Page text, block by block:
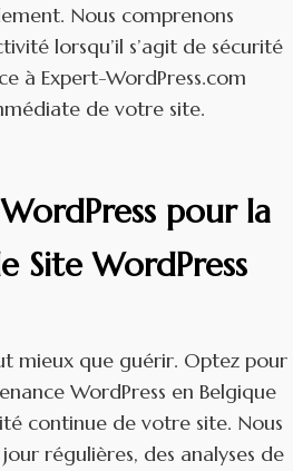
Nous comprenons
lorsqu’il s’agit de sécurité
à Expert-WordPress.com
de votre site.
pour la
Site WordPress
mieux que guérir. Optez pour
WordPress en Belgique
continue de votre site. Nous
régulières, des analyses de